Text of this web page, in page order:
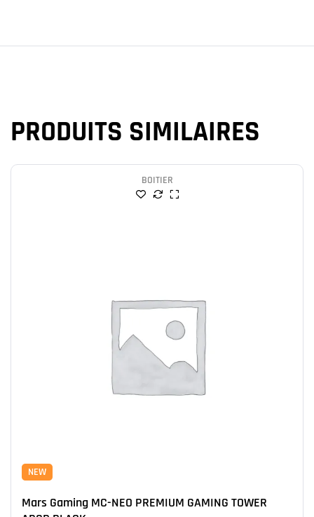
PRODUITS SIMILAIRES
BOITIER
NEW
Mars Gaming MC-NEO PREMIUM GAMING TOWER